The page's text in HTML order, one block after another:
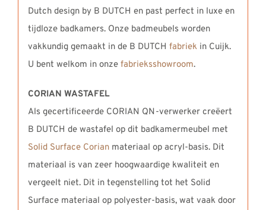
Dutch design by B DUTCH en past perfect in luxe en
tijdloze badkamers. Onze badmeubels worden
vakkundig gemaakt in de B DUTCH fabriekin Cuijk.
U bent welkom in onze fabrieksshowroom.
CORIAN WASTAFEL
Als gecertificeerde CORIAN QN-verwerker creëert
B DUTCH de wastafel op dit badkamermeubel met
Solid Surface Corianmateriaal op acryl-basis. Dit
materiaal is van zeer hoogwaardige kwaliteit en
vergeelt niet. Dit in tegenstelling tot het Solid
Surface materiaal op polyester-basis, wat vaak door